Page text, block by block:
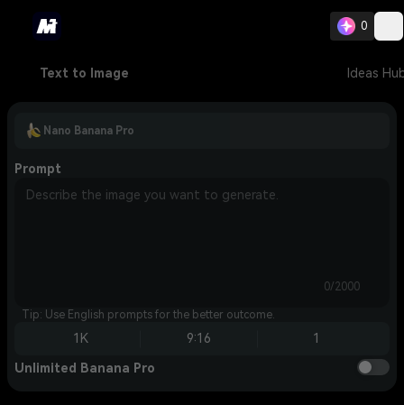
0
Text to Image Ideas
Nano Banana Pro
Prompt
0/2000
Tip: Use English prompts for the better outcome.
1K 9:16 1
Unlimited Banana Pro